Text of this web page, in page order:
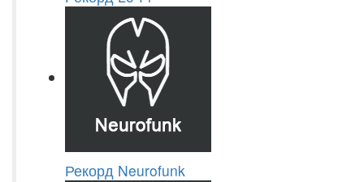
Рекорд Neurofunk